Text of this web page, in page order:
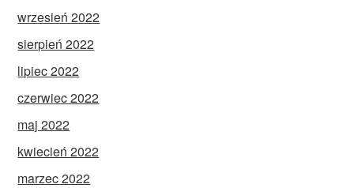
wrzesień 2022
sierpień 2022
lipiec 2022
czerwiec 2022
maj 2022
kwiecień 2022
marzec 2022